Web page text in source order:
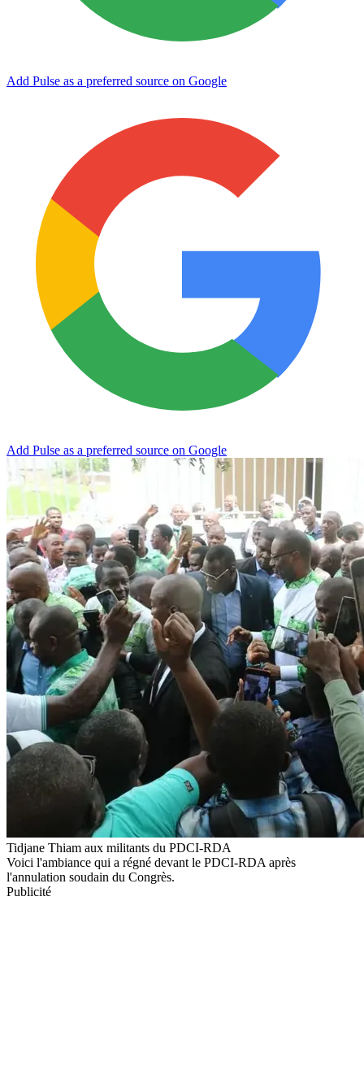
Add Pulse as a preferred source on Google
Add Pulse as a preferred source on Google
Tidjane Thiam aux militants du PDCI-RDA
Voici l'ambiance qui a régné devant le PDCI-RDA après
l'annulation soudain du Congrès.
Publicité